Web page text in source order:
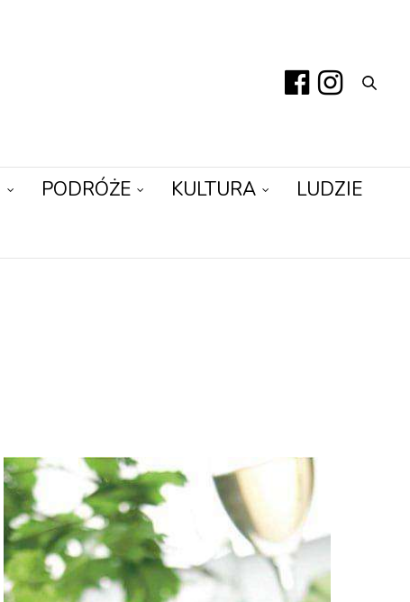
PODRÓŻE KULTURA LUDZIE